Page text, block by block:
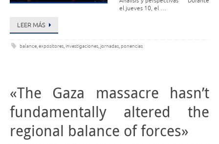
el jueves 10, el …
LEER MÁS
balance,expositores,investigaciones,jornadas, ponencias
«The Gaza massacre hasn’t
fundamentally altered the
regional balance of forces»